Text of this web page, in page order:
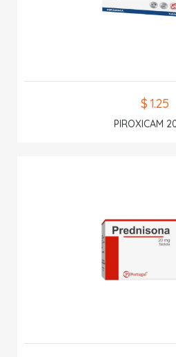
$ 1.25
PIROXICAM